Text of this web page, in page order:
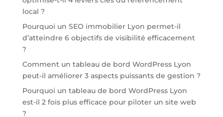
local ?
Pourquoi un SEO immobilier Lyon permet-il
d’atteindre 6 objectifs de visibilité efficacement
?
Comment un tableau de bord WordPress Lyon
peut-il améliorer 3 aspects puissants de gestion ?
Pourquoi un tableau de bord WordPress Lyon
est-il 2 fois plus efficace pour piloter un site web
?